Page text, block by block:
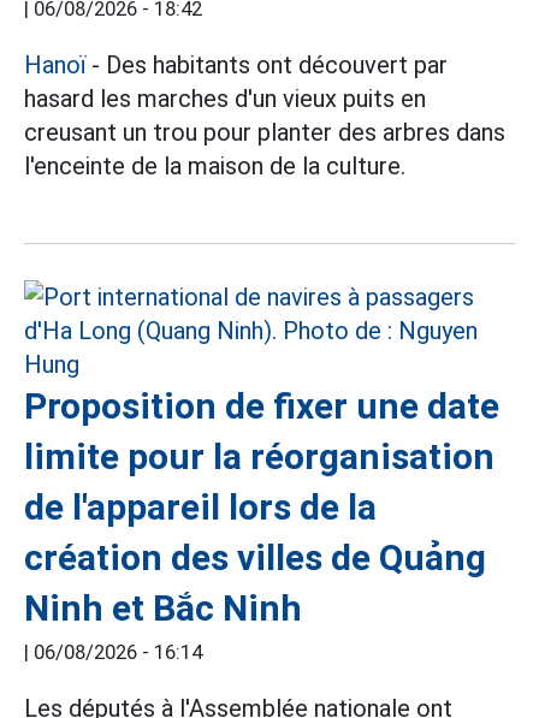
| 06/08/2026 - 18:42
Hanoï- Des habitants ont découvert par
hasard les marches d'un vieux puits en
creusant un trou pour planter des arbres dans
l'enceinte de la maison de la culture.
Proposition de fixer une date
limite pour la réorganisation
de l'appareil lors de la
création des villes de Quảng
Ninh et Bắc Ninh
| 06/08/2026 - 16:14
Les députés à l'Assemblée nationale ont